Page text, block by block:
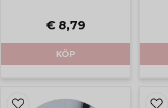
€ 8,79
KÖP